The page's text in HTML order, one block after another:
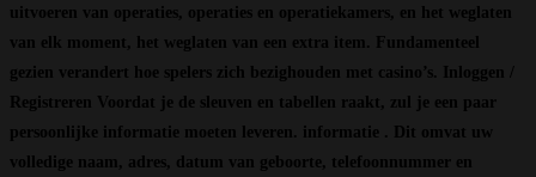
uitvoeren van operaties, operaties en operatiekamers, en het weglaten
van elk moment, het weglaten van een extra item. Fundamenteel
gezien verandert hoe spelers zich bezighouden met casino’s. Inloggen /
Registreren Voordat je de sleuven en tabellen raakt, zul je een paar
persoonlijke informatie moeten leveren. informatie . Dit omvat uw
volledige naam, adres, datum van geboorte, telefoonnummer en